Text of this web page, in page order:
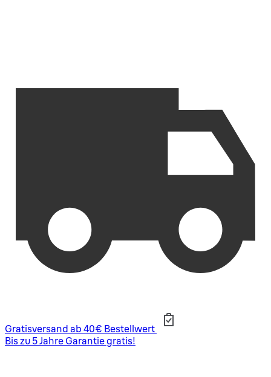
Gratisversand ab 40€ Bestellwert
Bis zu 5 Jahre Garantie gratis!